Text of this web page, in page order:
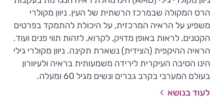
הרס המקולה שבמרכז הרשתית של העין. ניוון מקולרי
משפיע על הראיה המרכזית, על היכולת להתמקד בפרטים
הקטנים, לראות באופן מדויק, לקרוא, לזהות תווי פנים ועוד.
הראיה ההיקפית (הצידית) נשארת תקינה. ניוון מקולרי גילי
הינו הסיבה העיקרית לירידה משמעותית בראיה ולעיוורון
בעולם המערבי בקרב גברים ונשים מגיל 60 ומעלה.
לעוד בנושא